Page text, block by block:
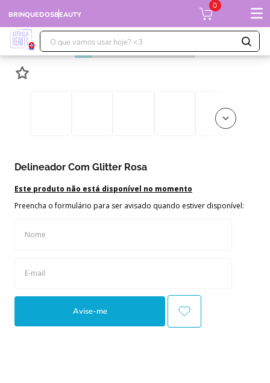
BRINQUEDOSBEAUTY
0
O que vamos usar hoje? <3
Delineador Com Glitter Rosa
Este produto não está disponível no momento
Preencha o formulário para ser avisado quando estiver disponível:
Avise-me
5º
6
meu bebê
7º
ponei